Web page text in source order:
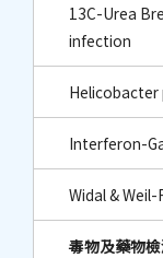
13C-Urea
infection
Helicobacter
Interferon-
Widal &
毒物及藥物